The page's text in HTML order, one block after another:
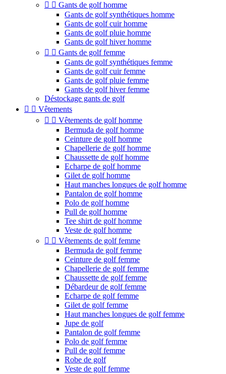
  Gants de golf homme
Gants de golf synthétiques homme
Gants de golf cuir homme
Gants de golf pluie homme
Gants de golf hiver homme
  Gants de golf femme
Gants de golf synthétiques femme
Gants de golf cuir femme
Gants de golf pluie femme
Gants de golf hiver femme
Déstockage gants de golf
  Vêtements
  Vêtements de golf homme
Bermuda de golf homme
Ceinture de golf homme
Chapellerie de golf homme
Chaussette de golf homme
Echarpe de golf homme
Gilet de golf homme
Haut manches longues de golf homme
Pantalon de golf homme
Polo de golf homme
Pull de golf homme
Tee shirt de golf homme
Veste de golf homme
  Vêtements de golf femme
Bermuda de golf femme
Ceinture de golf femme
Chapellerie de golf femme
Chaussette de golf femme
Débardeur de golf femme
Echarpe de golf femme
Gilet de golf femme
Haut manches longues de golf femme
Jupe de golf
Pantalon de golf femme
Polo de golf femme
Pull de golf femme
Robe de golf
Veste de golf femme